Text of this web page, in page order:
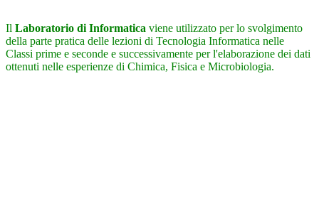
Il Laboratorio di Informatica viene utilizzato per lo svolgimento
della parte pratica delle lezioni di Tecnologia Informatica nelle
Classi prime e seconde e successivamente per l'elaborazione dei dati
ottenuti nelle esperienze di Chimica, Fisica e Microbiologia.